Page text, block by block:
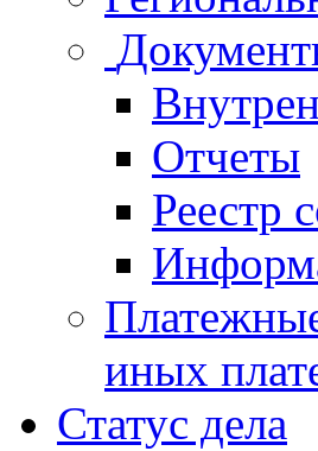
Отчеты
Реестр
иных
Статус дела